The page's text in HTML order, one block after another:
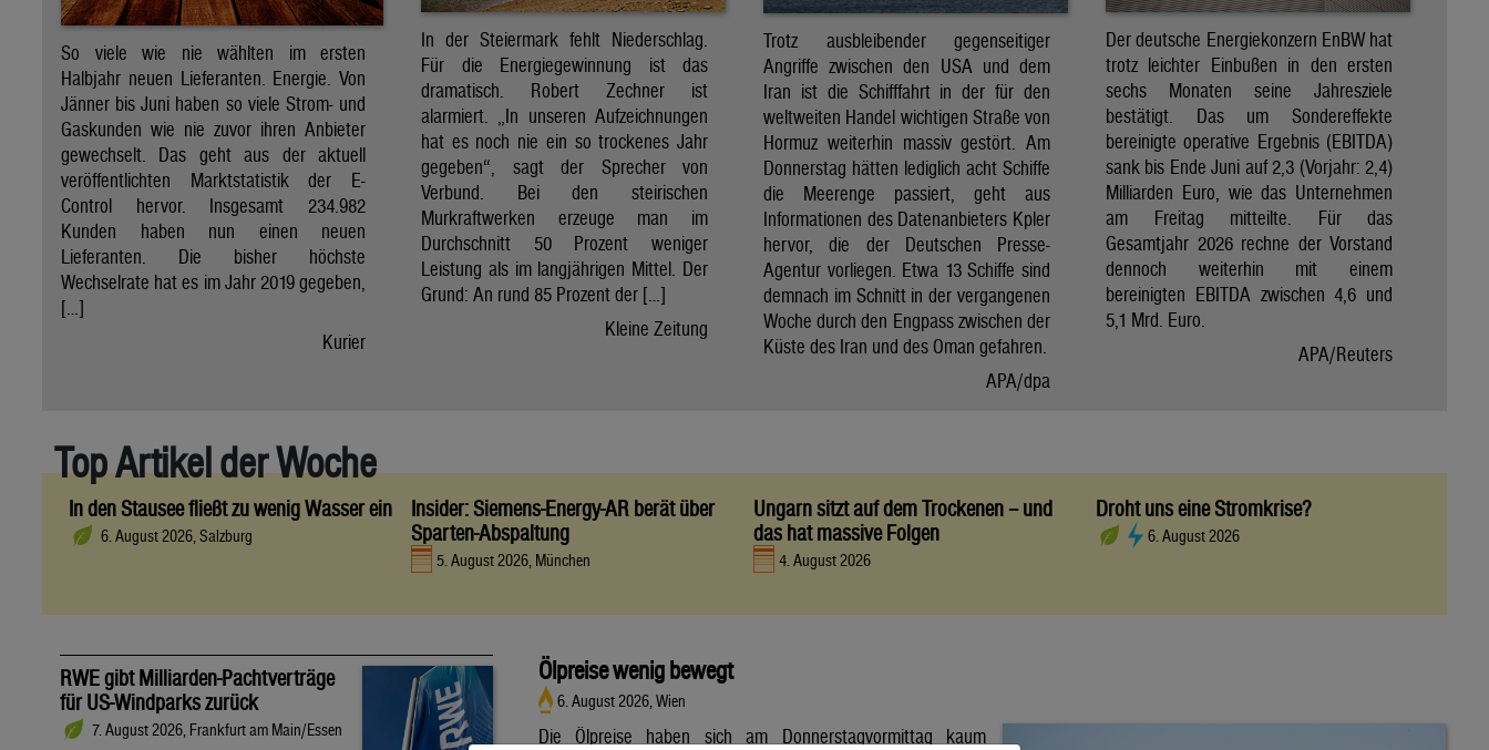
So viele wie nie wählten im ersten
Halbjahr neuen Lieferanten. Energie. Von
Jänner bis Juni haben so viele Strom- und
Gaskunden wie nie zuvor ihren Anbieter
gewechselt. Das geht aus der aktuell
veröffentlichten Marktstatistik der E-
Control hervor. Insgesamt 234.982
Kunden haben nun einen neuen
Lieferanten. Die bisher höchste
Wechselrate hat es im Jahr 2019 gegeben,
[…]
Kurier
In der Steiermark fehlt Niederschlag.
Für die Energiegewinnung ist das
dramatisch. Robert Zechner ist
alarmiert. „In unseren Aufzeichnungen
hat es noch nie ein so trockenes Jahr
gegeben“, sagt der Sprecher von
Verbund. Bei den steirischen
Murkraftwerken erzeuge man im
Durchschnitt 50 Prozent weniger
Leistung als im langjährigen Mittel. Der
Grund: An rund 85 Prozent der […]
Kleine Zeitung
Trotz ausbleibender gegenseitiger
Angriffe zwischen den USA und dem
Iran ist die Schifffahrt in der für den
weltweiten Handel wichtigen Straße von
Hormuz weiterhin massiv gestört. Am
Donnerstag hätten lediglich acht Schiffe
die Meerenge passiert, geht aus
Informationen des Datenanbieters Kpler
hervor, die der Deutschen Presse-
Agentur vorliegen. Etwa 13 Schiffe sind
demnach im Schnitt in der vergangenen
Woche durch den Engpass zwischen der
Küste des Iran und des Oman gefahren.
APA/dpa
Der deutsche Energiekonzern EnBW hat
trotz leichter Einbußen in den ersten
sechs Monaten seine Jahresziele
bestätigt. Das um Sondereffekte
bereinigte operative Ergebnis (EBITDA)
sank bis Ende Juni auf 2,3 (Vorjahr: 2,4)
Milliarden Euro, wie das Unternehmen
am Freitag mitteilte. Für das
Gesamtjahr 2026 rechne der Vorstand
dennoch weiterhin mit einem
bereinigten EBITDA zwischen 4,6 und
5,1 Mrd. Euro.
APA/Reuters
Top Artikel der Woche
In den Stausee fließt zu wenig Wasser ein
6. August 2026, Salzburg
Insider: Siemens-Energy-AR berät über
Sparten-Abspaltung
5. August 2026, München
Ungarn sitzt auf dem Trockenen – und
das hat massive Folgen
4. August 2026
Droht uns eine Stromkrise?
6. August 2026
RWE gibt Milliarden-Pachtverträge
für US-Windparks zurück
7. August 2026, Frankfurt am Main/Essen
Ölpreise wenig bewegt
6. August 2026, Wien
Die Ölpreise haben sich am Donnerstagvormittag kaum